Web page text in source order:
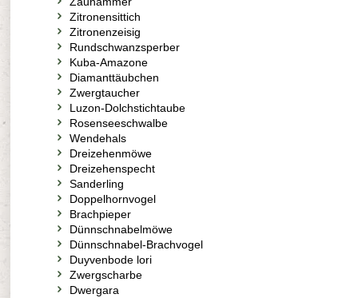
Zitronensittich
Zitronenzeisig
Rundschwanzsperber
Kuba-Amazone
Diamanttäubchen
Zwergtaucher
Luzon-Dolchstichtaube
Rosenseeschwalbe
Wendehals
Dreizehenmöwe
Dreizehenspecht
Sanderling
Doppelhornvogel
Brachpieper
Dünnschnabelmöwe
Dünnschnabel-Brachvogel
Duyvenbode lori
Zwergscharbe
Dwergara